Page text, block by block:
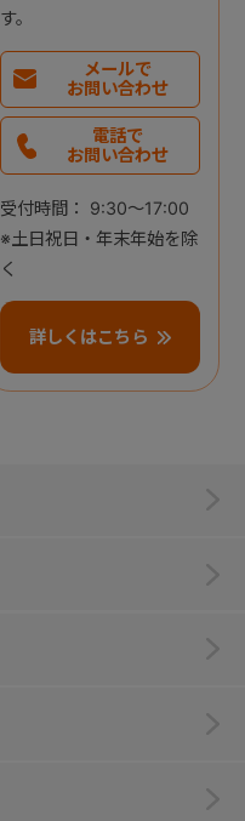
す。
メールで
お問い合わせ
電話で
お問い合わせ
受付時間： 9:30～17:00
※土日祝日・年末年始を除
く
詳しくはこちら